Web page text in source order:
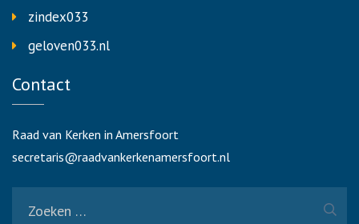
zindex033
geloven033.nl
Contact
Raad van Kerken in Amersfoort
secretaris@raadvankerkenamersfoort.nl